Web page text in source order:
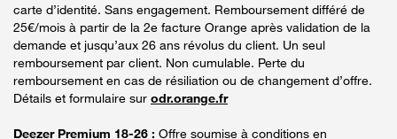
carte d’identité. Sans engagement. Remboursement différé de
25€/mois à partir de la 2e facture Orange après validation de la
demande et jusqu’aux 26 ans révolus du client. Un seul
remboursement par client. Non cumulable. Perte du
remboursement en cas de résiliation ou de changement d’offre.
Détails et formulaire sur odr.orange.fr
Deezer Premium 18-26 : Offre soumise à conditions en